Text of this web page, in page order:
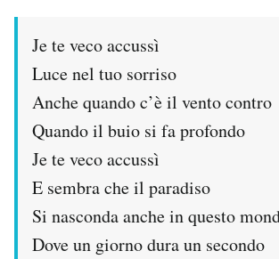
Je te veco accussì
Luce nel tuo sorriso
Anche quando c’è il vento contro
Quando il buio si fa profondo
Je te veco accussì
E sembra che il paradiso
Si nasconda anche in questo
Dove un giorno dura un secondo